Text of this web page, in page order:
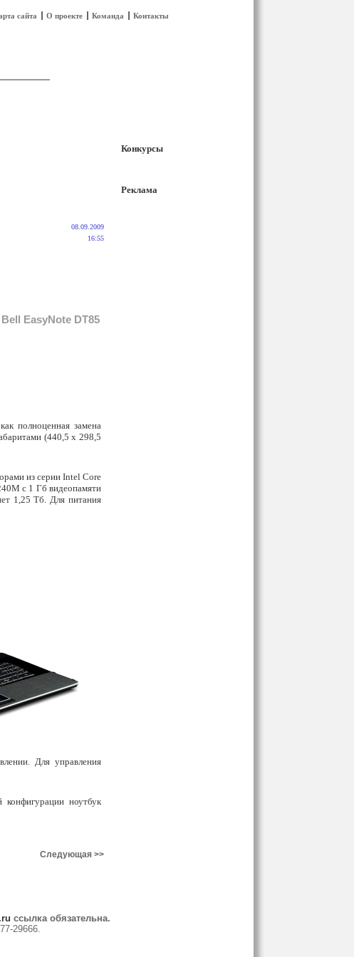
сайта О проекте Команда Контакты
EasyNote DT85
08.09.2009
16:55
полноценная замена
(440,5 x 298,5
из серии Intel Core
с 1 Гб видеопамяти
1,25 Тб. Для питания
Для управления
ноутбук
Следующая >>
Конкурсы
Реклама
ссылка обязательна.
29666.